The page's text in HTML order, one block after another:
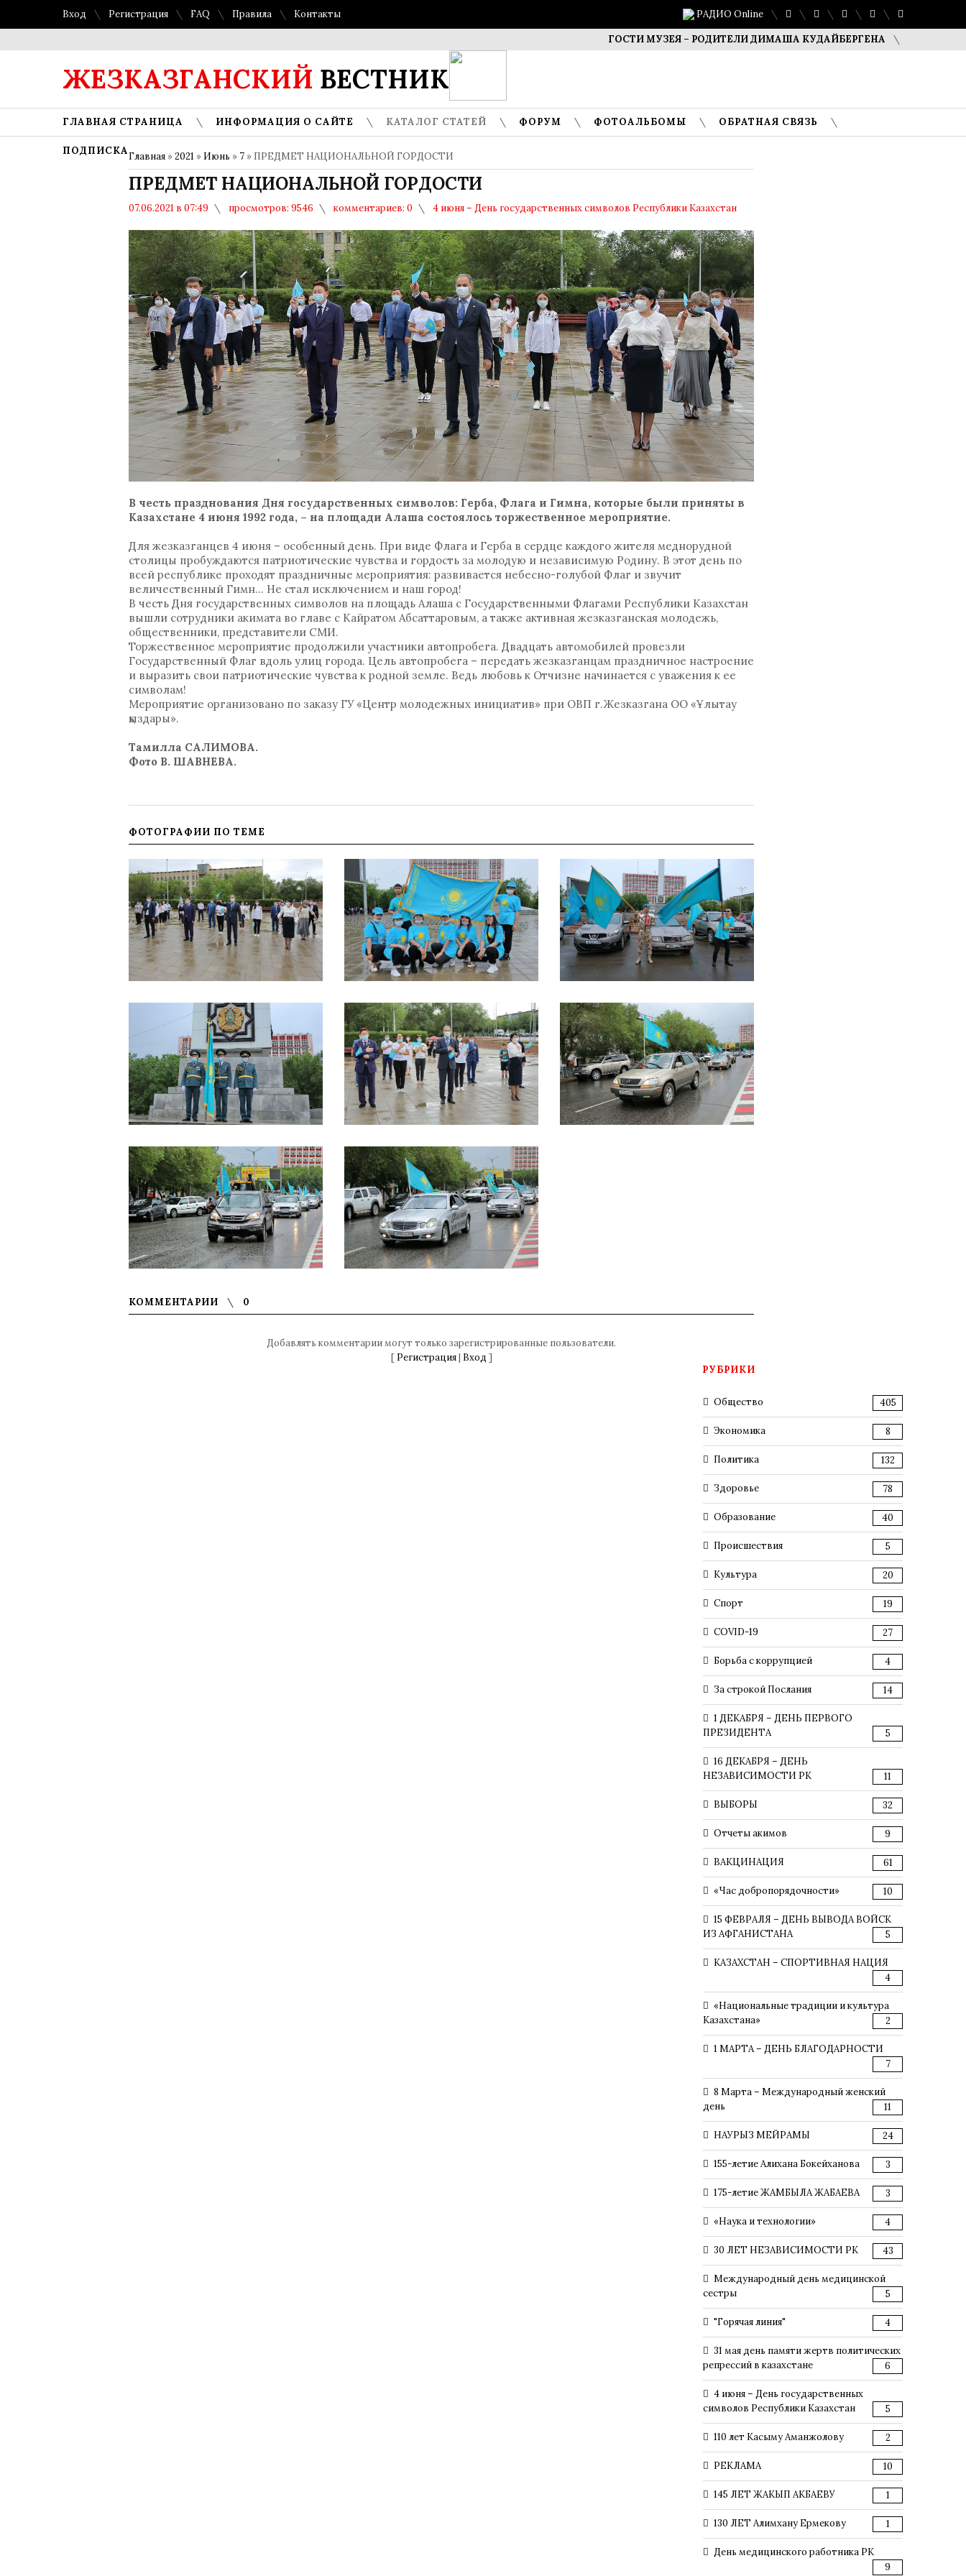
Вход Регистрация FAQ Правила Контакты РАДИО Online
ГОСТИ МУЗЕЯ – РОДИТЕЛИ ДИМАША КУДАЙБЕРГЕНА САФУАН
ЖЕЗКАЗГАНСКИЙ ВЕСТНИК
ГЛАВНАЯ СТРАНИЦА ИНФОРМАЦИЯ О САЙТЕ КАТАЛОГ СТАТЕЙ ФОРУМ ФОТОАЛЬБОМЫ ОБРАТНАЯ СВЯЗЬ
ПОДПИСКАГлавная »2021 » Июнь » 7 » ПРЕДМЕТ НАЦИОНАЛЬНОЙ ГОРДОСТИ
ПРЕДМЕТ НАЦИОНАЛЬНОЙ ГОРДОСТИ
07.06.2021 в 07:49 просмотров: 9546 комментариев: 0 4 июня – День государственных символов Республики Казахстан
В честь празднования Дня государственных символов: Герба, Флага и Гимна, которые были приняты в
Казахстане 4 июня 1992 года, – на площади Алаша состоялось торжественное мероприятие.
Для жезказганцев 4 июня – особенный день. При виде Флага и Герба в сердце каждого жителя меднорудной
столицы пробуждаются патриотические чувства и гордость за молодую и независимую Родину. В этот день по
всей республике проходят праздничные мероприятия: развивается небесно-голубой Флаг и звучит
величественный Гимн… Не стал исключением и наш город!
В честь Дня государственных символов на площадь Алаша с Государственными Флагами Республики Казахстан
вышли сотрудники акимата во главе с Кайратом Абсаттаровым, а также активная жезказганская молодежь,
общественники, представители СМИ.
Торжественное мероприятие продолжили участники автопробега. Двадцать автомобилей провезли
Государственный Флаг вдоль улиц города. Цель автопробега – передать жезказганцам праздничное настроение
и выразить свои патриотические чувства к родной земле. Ведь любовь к Отчизне начинается с уважения к ее
символам!
Мероприятие организовано по заказу ГУ «Центр молодежных инициатив» при ОВП г.Жезказгана ОО «Ұлытау
қыздары».
Тамилла САЛИМОВА.
Фото В. ШАВНЕВА.
ФОТОГРАФИИ ПО ТЕМЕ
КОММЕНТАРИИ 0
Добавлять комментарии могут только зарегистрированные пользователи.
[ Регистрация| Вход ]
РУБРИКИ
Общество 405
Экономика 8
Политика 132
Здоровье 78
Образование 40
Происшествия 5
Культура 20
Спорт 19
COVID-19 27
Борьба с коррупцией 4
За строкой Послания 14
1 ДЕКАБРЯ – ДЕНЬ ПЕРВОГО
ПРЕЗИДЕНТА
5
16 ДЕКАБРЯ – ДЕНЬ
НЕЗАВИСИМОСТИ РК
11
ВЫБОРЫ 32
Отчеты акимов 9
ВАКЦИНАЦИЯ 61
«Час добропорядочности» 10
15 ФЕВРАЛЯ – ДЕНЬ ВЫВОДА ВОЙСК
ИЗ АФГАНИСТАНА
5
КАЗАХСТАН – СПОРТИВНАЯ НАЦИЯ
4
«Национальные традиции и культура
Казахстана»
2
1 МАРТА – ДЕНЬ БЛАГОДАРНОСТИ
7
8 Марта – Международный женский
день
11
НАУРЫЗ МЕЙРАМЫ 24
155-летие Алихана Бокейханова 3
175-летие ЖАМБЫЛА ЖАБАЕВА 3
«Наука и технологии» 4
30 ЛЕТ НЕЗАВИСИМОСТИ РК 43
Международный день медицинской
сестры
5
"Горячая линия" 4
31 мая день памяти жертв политических
репрессий в казахстане
6
4 июня – День государственных
символов Республики Казахстан
5
110 лет Касыму Аманжолову 2
РЕКЛАМА 10
145 ЛЕТ ЖАКЫП АКБАЕВУ 1
130 ЛЕТ Алимхану Ермекову 1
День медицинского работника РК
9